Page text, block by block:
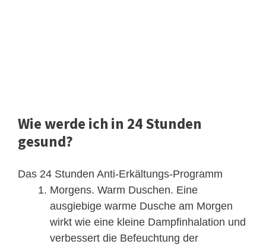
Wie werde ich in 24 Stunden
gesund?
Das 24 Stunden Anti-Erkältungs-Programm
Morgens. Warm Duschen. Eine
ausgiebige warme Dusche am Morgen
wirkt wie eine kleine Dampfinhalation und
verbessert die Befeuchtung der